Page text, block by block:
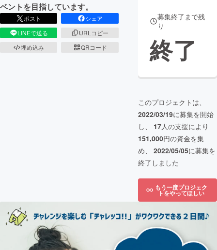
ベントを目指しています。
ポスト
シェア
LINEで送る
URLコピー
埋め込み
QRコード
募集終了まで残
り
終了
このプロジェクトは、
2022/03/19に募集を開始
し、 17人の支援により
151,000円の資金を集
め、 2022/05/05に募集を
終了しました
もう一度プロジェク
トをやってほしい